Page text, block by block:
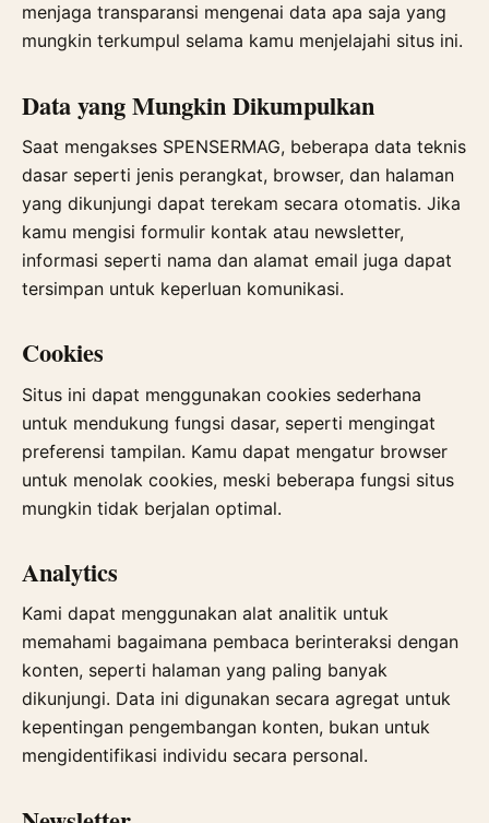
menjaga transparansi mengenai data apa saja yang
mungkin terkumpul selama kamu menjelajahi situs ini.
Data yang Mungkin Dikumpulkan
Saat mengakses SPENSERMAG, beberapa data teknis
dasar seperti jenis perangkat, browser, dan halaman
yang dikunjungi dapat terekam secara otomatis. Jika
kamu mengisi formulir kontak atau newsletter,
informasi seperti nama dan alamat email juga dapat
tersimpan untuk keperluan komunikasi.
Cookies
Situs ini dapat menggunakan cookies sederhana
untuk mendukung fungsi dasar, seperti mengingat
preferensi tampilan. Kamu dapat mengatur browser
untuk menolak cookies, meski beberapa fungsi situs
mungkin tidak berjalan optimal.
Analytics
Kami dapat menggunakan alat analitik untuk
memahami bagaimana pembaca berinteraksi dengan
konten, seperti halaman yang paling banyak
dikunjungi. Data ini digunakan secara agregat untuk
kepentingan pengembangan konten, bukan untuk
mengidentifikasi individu secara personal.